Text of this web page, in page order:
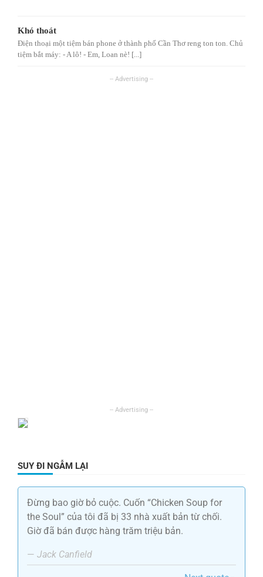
Khó thoát
Điện thoại một tiệm bán phone ở thành phố Cần Thơ reng ton ton. Chủ
tiệm bắt máy: - A lô! - Em, Loan nè! [...]
SUY ĐI NGẪM LẠI
Đừng bao giờ bỏ cuộc. Cuốn “Chicken Soup for
the Soul” của tôi đã bị 33 nhà xuất bản từ chối.
Giờ đã bán được hàng trăm triệu bản.
— Jack Canfield